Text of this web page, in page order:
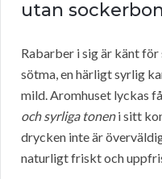
utan
Rabarber i sig är känt för
sötma, en härligt syrlig
mild. Aromhuset lyckas
och syrliga toneni sitt
drycken inte är
naturligt friskt och